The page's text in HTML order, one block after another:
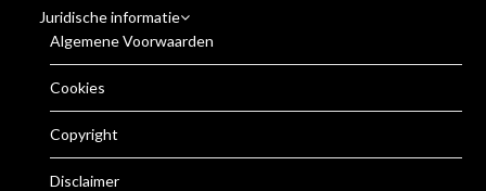
Juridische informatie
Algemene Voorwaarden
Cookies
Copyright
Disclaimer